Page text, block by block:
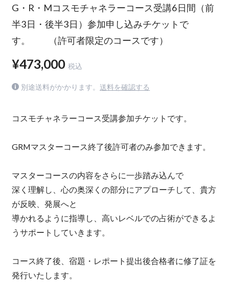
G・R・Mコスモチャネラーコース受講6日間（前
半3日・後半3日）参加申し込みチケットで
す。 （許可者限定のコースです）
¥473,000 税込
別途送料がかかります。 送料を確認する
コスモチャネラーコース受講参加チケットです。
GRMマスターコース終了後許可者のみ参加できます。
マスターコースの内容をさらに一歩踏み込んで
深く理解し、心の奥深くの部分にアプローチして、貴方
が反映、発展へと
導かれるように指導し、高いレベルでの占術ができるよ
うサポートしていきます。
コース終了後、宿題・レポート提出後合格者に修了証を
発行いたします。